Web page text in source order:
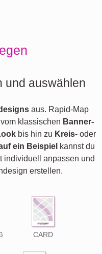
und auswählen
aus. Rapid-Map
klassischen Banner-
bis hin zu Kreis-oder
ein Beispiel kannst du
individuell anpassen und
erstellen.
CARD